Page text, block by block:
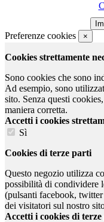
Preferenze cookies ×
Cookies strettamente
Sono cookies che sono
Ad esempio, sono
sito. Senza questi
maniera corretta.
Accetti i cookies
Sì
Cookies di terze parti
Questo negozio utilizza
possibilità di condividere
(pulsanti facebook,
dei visitatori sul nostro
Accetti i cookies di